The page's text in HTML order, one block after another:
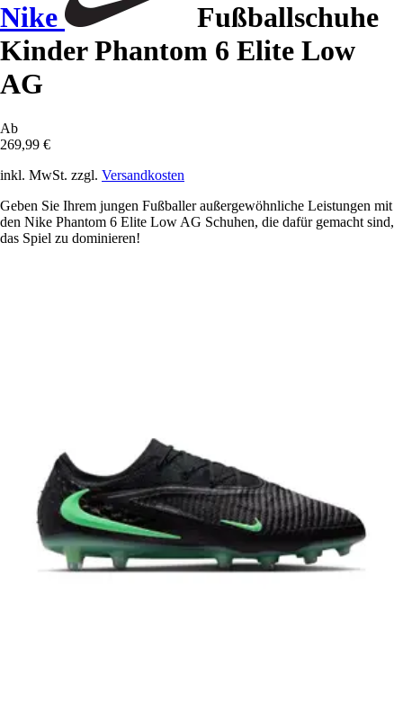
Nike
Fußballschuhe
Kinder Phantom 6 Elite Low
AG
Ab
269,99 €
inkl. MwSt. zzgl. Versandkosten
Geben Sie Ihrem jungen Fußballer außergewöhnliche Leistungen mit
den Nike Phantom 6 Elite Low AG Schuhen, die dafür gemacht sind,
das Spiel zu dominieren!